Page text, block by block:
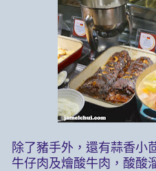
除了豬手外，還有蒜香小
牛仔肉及燴酸牛肉，酸酸